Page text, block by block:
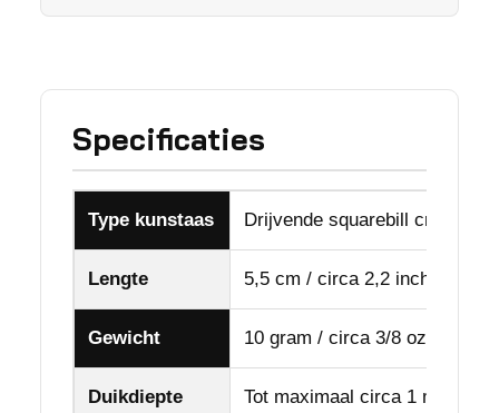
Specificaties
Type kunstaas Drijvende squarebill crankbait
Lengte 5,5 cm / circa 2,2 inch
Gewicht 10 gram / circa 3/8 oz
Duikdiepte Tot maximaal circa 1 meter